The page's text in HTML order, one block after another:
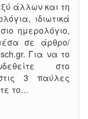
άλλων και τη
ιδιωτικά
ημερολόγιο,
σε άρθρο/
Για να το
στο
3 παύλες
το…